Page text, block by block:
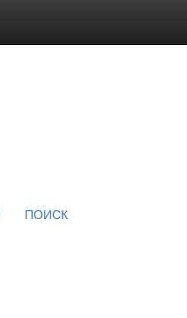
ПОИСК